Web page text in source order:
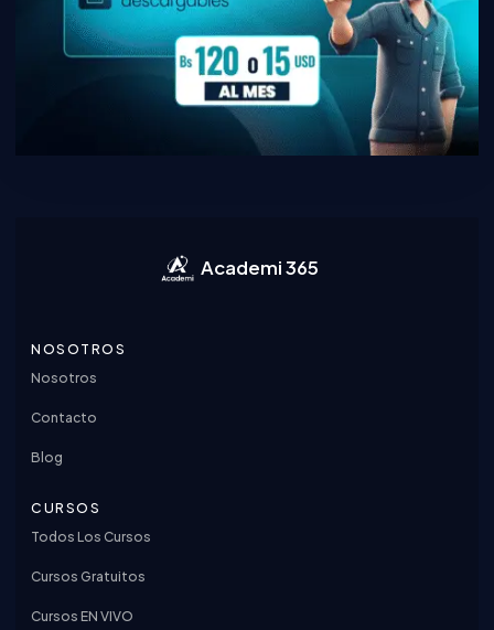
Academi 365
NOSOTROS
Nosotros
Contacto
Blog
CURSOS
Todos Los Cursos
Cursos Gratuitos
Cursos EN VIVO